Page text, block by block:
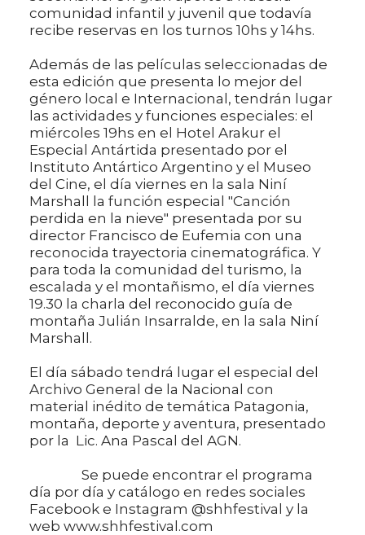
comunidad infantil y juvenil que todavía
recibe reservas en los turnos 10hs y 14hs.
Además de las películas seleccionadas de
esta edición que presenta lo mejor del
género local e Internacional, tendrán lugar
las actividades y funciones especiales: el
miércoles 19hs en el Hotel Arakur el
Especial Antártida presentado por el
Instituto Antártico Argentino y el Museo
del Cine, el día viernes en la sala Niní
Marshall la función especial "Canción
perdida en la nieve" presentada por su
director Francisco de Eufemia con una
reconocida trayectoria cinematográfica. Y
para toda la comunidad del turismo, la
escalada y el montañismo, el día viernes
19.30 la charla del reconocido guía de
montaña Julián Insarralde, en la sala Niní
Marshall.
El día sábado tendrá lugar el especial del
Archivo General de la Nacional con
material inédito de temática Patagonia,
montaña, deporte y aventura, presentado
por la Lic. Ana Pascal del AGN.
Se puede encontrar el programa
día por día y catálogo en redes sociales
Facebook e Instagram @shhfestival y la
web www.shhfestival.com